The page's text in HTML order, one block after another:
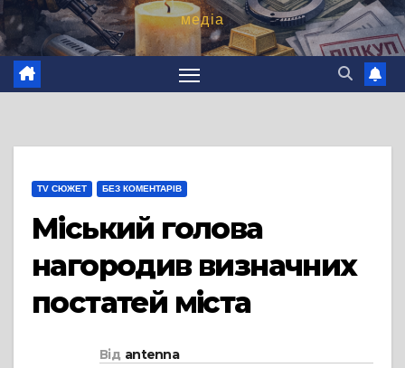
медіа
TV СЮЖЕТ БЕЗ КОМЕНТАРІВ
Міський голова
нагородив визначних
постатей міста
Від antenna